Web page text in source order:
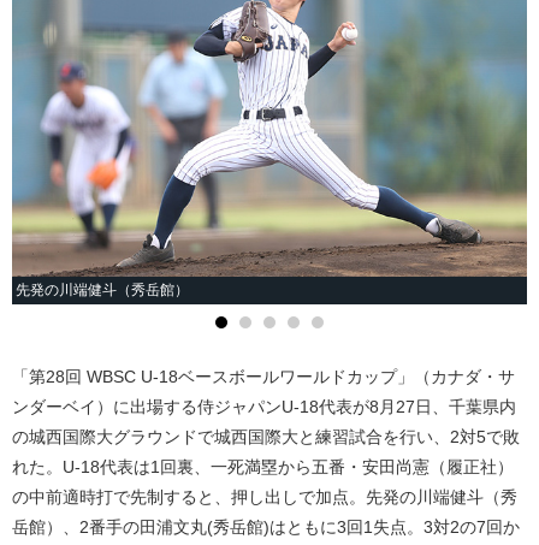
先発の川端健斗（秀岳館）
「第28回 WBSC U-18ベースボールワールドカップ」（カナダ・サ
ンダーベイ）に出場する侍ジャパンU-18代表が8月27日、千葉県内
の城西国際大グラウンドで城西国際大と練習試合を行い、2対5で敗
れた。U-18代表は1回裏、一死満塁から五番・安田尚憲（履正社）
の中前適時打で先制すると、押し出しで加点。先発の川端健斗（秀
岳館）、2番手の田浦文丸(秀岳館)はともに3回1失点。3対2の7回か